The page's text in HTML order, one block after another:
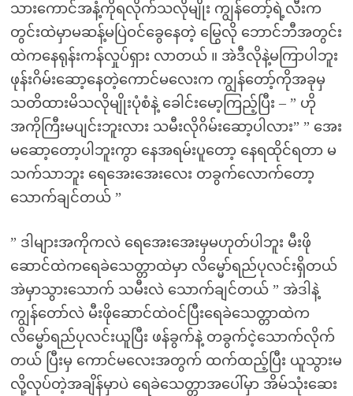
သားကောင်အနံ့ကိုရလိုက်သလိုမျိုး ကျွန်တော့်ရဲ့လီးက
တွင်းထဲမှာမဆန့်မပြဲဝင်ခွေနေတဲ့ မြွေလို ဘောင်ဘီအတွင်း
ထဲကနေရုန်းကန်လှုပ်ရှား လာတယ် ။ အဲဒီလိုနဲ့မကြာပါဘူး
ဖုန်းဂိမ်းဆော့နေတဲ့ကောင်မလေးက ကျွန်တော့်ကိုအခုမှ
သတိထားမိသလိုမျိုးပုံစံနဲ့ ခေါင်းမော့ကြည့်ပြီး – ” ဟို
အကိုကြီးမပျင်းဘူးလား သမီးလိုဂိမ်းဆော့ပါလား” ” အေး
မဆော့တော့ပါဘူးကွာ နေအရမ်းပူတော့ နေရထိုင်ရတာ မ
သက်သာဘူး ရေအေးအေးလေး တခွက်လောက်တော့
သောက်ချင်တယ် ”
” ဒါများအကိုကလဲ ရေအေးအေးမှမဟုတ်ပါဘူး မီးဖို
ဆောင်ထဲကရေခဲသေတ္တာထဲမှာ လိမ္မော်ရည်ပုလင်းရှိတယ်
အဲမှာသွားသောက် သမီးလဲ သောက်ချင်တယ် ” အဲဒါနဲ့
ကျွန်တော်လဲ မီးဖိုဆောင်ထဲဝင်ပြီးရေခဲသေတ္တာထဲက
လိမ္မော်ရည်ပုလင်းယူပြီး ဖန်ခွက်နဲ့ တခွက်ငဲ့သောက်လိုက်
တယ် ပြီးမှ ကောင်မလေးအတွက် ထက်ထည့်ပြီး ယူသွားမ
လို့လုပ်တဲ့အချိန်မှာပဲ ရေခဲသေတ္တာအပေါ်မှာ အိမ်သုံးဆေး